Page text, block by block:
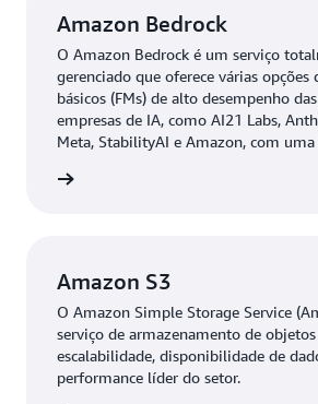
recomendações para o cliente final.
uma cadeia de valor, formada por
vendedores que também precisam
recomendações”, afirma.
Para a chefe de tecnologia de varejo
Duarte, essas recomendações trarão
dados detalhados de estoque de toda
oferecer sugestões de produtos
falta de estoque local ou direcionar
canais e lojas da rede, usando uma
omnicanal.
Amazon Bedrock
O Amazon Bedrock é um serviço
gerenciado que oferece várias opções
básicos (FMs) de alto desempenho
empresas de IA, como AI21 Labs,
Meta, StabilityAI e Amazon, com
criar aplicativos generativos de IA,
Amazon S3
O Amazon Simple Storage Service
serviço de armazenamento de
escalabilidade, disponibilidade de
performance líder do setor.